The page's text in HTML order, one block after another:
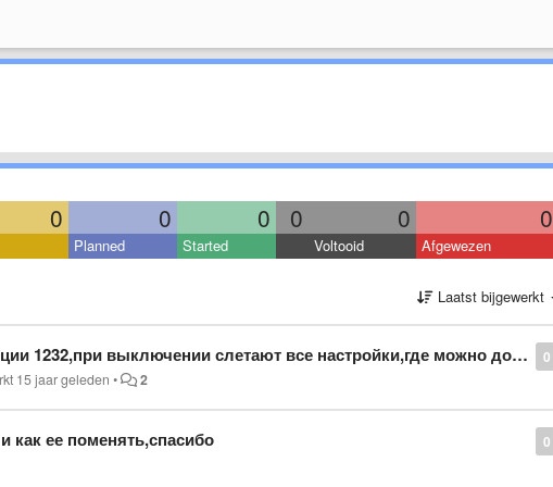
0 0 0 0 0 0
Planned Started Voltooid Afgewezen
Laatst bijgewerkt
0
выключении слетают все настройки,где можно достать,спасибо
15 jaar geleden • 2
0
как ее поменять,спасибо